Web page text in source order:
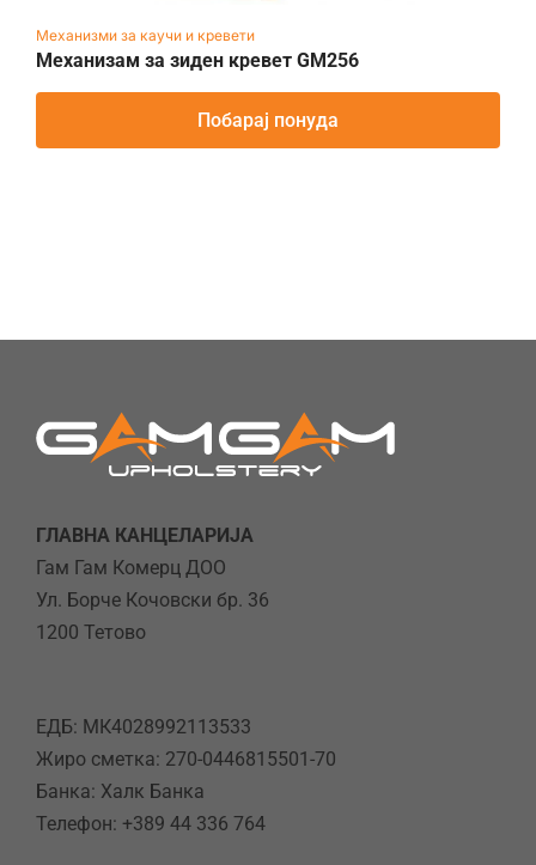
Механизми за каучи и кревети
Механизам за зиден кревет GM256
Побарај понуда
ГЛАВНА КАНЦЕЛАРИЈА
Гам Гам Комерц ДОО
Ул. Борче Кочовски бр. 36
1200 Тетово
ЕДБ: МК4028992113533
Жиро сметка: 270-0446815501-70
Банка: Халк Банка
Телефон: +389 44 336 764